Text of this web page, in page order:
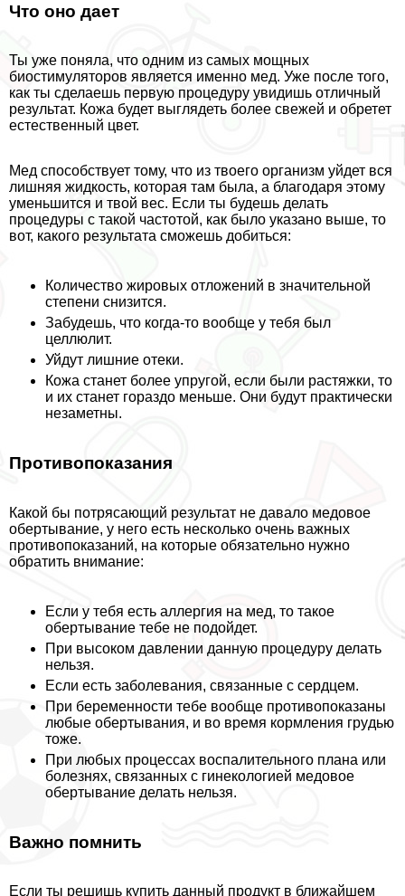
Что оно дает
Ты уже поняла, что одним из самых мощных
биостимуляторов является именно мед. Уже после того,
как ты сделаешь первую процедуру увидишь отличный
результат. Кожа будет выглядеть более свежей и обретет
естественный цвет.
Мед способствует тому, что из твоего организм уйдет вся
лишняя жидкость, которая там была, а благодаря этому
уменьшится и твой вес. Если ты будешь делать
процедуры с такой частотой, как было указано выше, то
вот, какого результата сможешь добиться:
Количество жировых отложений в значительной
степени снизится.
Забудешь, что когда-то вообще у тебя был
целлюлит.
Уйдут лишние отеки.
Кожа станет более упругой, если были растяжки, то
и их станет гораздо меньше. Они будут пpaктически
незаметны.
Противопоказания
Какой бы потрясающий результат не давало медовое
обертывание, у него есть несколько очень важных
противопоказаний, на которые обязательно нужно
обратить внимание:
Если у тебя есть аллергия на мед, то такое
обертывание тебе не подойдет.
При высоком давлении данную процедуру делать
нельзя.
Если есть заболевания, связанные с сердцем.
При беременности тебе вообще противопоказаны
любые обертывания, и во время кормления гpyдью
тоже.
При любых процессах воспалительного плана или
болезнях, связанных с гинекологией медовое
обертывание делать нельзя.
Важно помнить
Если ты решишь купить данный продукт в ближайшем